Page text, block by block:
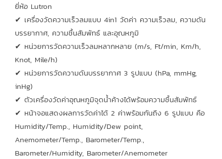
ยี่ห้อ Lutron
✔ เครื่องวัดความเร็วลมแบบ 4in1 วัดค่า ความเร็วลม, ความดัน
บรรยากาศ, ความชื้นสัมพัทธ์ และอุณหภูมิ
✔ หน่วยการวัดความเร็วลมหลากหลาย (m/s, Ft/min, Km/h,
Knot, Mile/h)
✔ หน่วยการวัดความดันบรรยากาศ 3 รูปแบบ (hPa, mmHg,
inHg)
✔ ตัวเครื่องวัดค่าอุณหภูมิจุดน้ำค้างได้พร้อมความชื้นสัมพัทธ์
✔ หน้าจอแสดงผลการวัดค่าได้ 2 ค่าพร้อมกันถึง 6 รูปแบบ คือ
Humidity/Temp., Humidity/Dew point,
Anemometer/Temp., Barometer/Temp.,
Barometer/Humidity, Barometer/Anemometer